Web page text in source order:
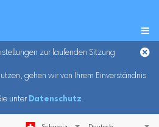

zur laufenden Sitzung
gehen wir von Ihrem Einverständnis
unter Datenschutz.